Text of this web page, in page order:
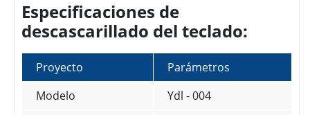
Especificaciones de
descascarillado del teclado:
Proyecto
Parámetros
Modelo
Ydl - 004